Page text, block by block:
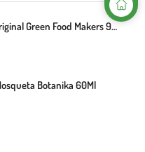
Bebida De Coco Sabor Original Green Food Makers 910Ml
Botanika 60Ml